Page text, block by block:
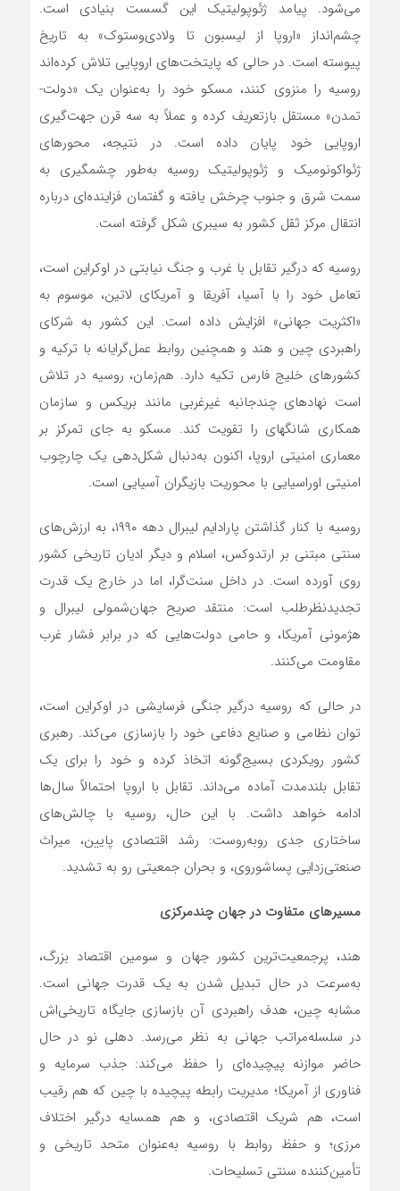
می‌شود. پیامد ژئوپولیتیک این گسست بنیادی است.
چشم‌انداز «اروپا از لیسبون تا ولادی‌وستوک» به تاریخ
پیوسته است. در حالی که پایتخت‌های اروپایی تلاش کرده‌اند
روسیه را منزوی کنند، مسکو خود را به‌عنوان یک «دولت-
تمدن» مستقل بازتعریف کرده و عملاً به سه قرن جهت‌گیری
اروپایی خود پایان داده است. در نتیجه، محورهای
ژئواکونومیک و ژئوپولیتیک روسیه به‌طور چشمگیری به
سمت شرق و جنوب چرخش یافته و گفتمان فزاینده‌ای درباره
انتقال مرکز ثقل کشور به سیبری شکل گرفته است.
روسیه که درگیر تقابل با غرب و جنگ نیابتی در اوکراین است،
تعامل خود را با آسیا، آفریقا و آمریکای لاتین، موسوم به
«اکثریت جهانی» افزایش داده است. این کشور به شرکای
راهبردی چین و هند و همچنین روابط عمل‌گرایانه با ترکیه و
کشورهای خلیج فارس تکیه دارد. هم‌زمان، روسیه در تلاش
است نهادهای چندجانبه غیرغربی مانند بریکس و سازمان
همکاری شانگهای را تقویت کند. مسکو به جای تمرکز بر
معماری امنیتی اروپا، اکنون به‌دنبال شکل‌دهی یک چارچوب
امنیتی اوراسیایی با محوریت بازیگران آسیایی است.
روسیه با کنار گذاشتن پارادایم لیبرال دهه ۱۹۹۰، به ارزش‌های
سنتی مبتنی بر ارتدوکس، اسلام و دیگر ادیان تاریخی کشور
روی آورده است. در داخل سنت‌گرا، اما در خارج یک قدرت
تجدیدنظرطلب است: منتقد صریح جهان‌شمولی لیبرال و
هژمونی آمریکا، و حامی دولت‌هایی که در برابر فشار غرب
مقاومت می‌کنند.
در حالی که روسیه درگیر جنگی فرسایشی در اوکراین است،
توان نظامی و صنایع دفاعی خود را بازسازی می‌کند. رهبری
کشور رویکردی بسیج‌گونه اتخاذ کرده و خود را برای یک
تقابل بلندمدت آماده می‌داند. تقابل با اروپا احتمالاً سال‌ها
ادامه خواهد داشت. با این حال، روسیه با چالش‌های
ساختاری جدی روبه‌روست: رشد اقتصادی پایین، میراث
صنعتی‌زدایی پساشوروی، و بحران جمعیتی رو به تشدید.
مسیرهای متفاوت در جهان چندمرکزی
هند، پرجمعیت‌ترین کشور جهان و سومین اقتصاد بزرگ،
به‌سرعت در حال تبدیل شدن به یک قدرت جهانی است.
مشابه چین، هدف راهبردی آن بازسازی جایگاه تاریخی‌اش
در سلسله‌مراتب جهانی به نظر می‌رسد. دهلی نو در حال
حاضر موازنه پیچیده‌ای را حفظ می‌کند: جذب سرمایه و
فناوری از آمریکا؛ مدیریت رابطه پیچیده با چین که هم رقیب
است، هم شریک اقتصادی، و هم همسایه درگیر اختلاف
مرزی؛ و حفظ روابط با روسیه به‌عنوان متحد تاریخی و
تأمین‌کننده سنتی تسلیحات.